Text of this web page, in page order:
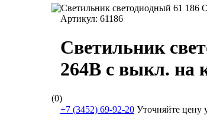
Артикул: 61186
Светильник
264В с выкл. на
(0)
+7 (3452) 69-92-20 Уточняйте цену